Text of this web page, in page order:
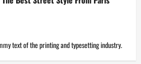
text of the printing and typesetting industry.